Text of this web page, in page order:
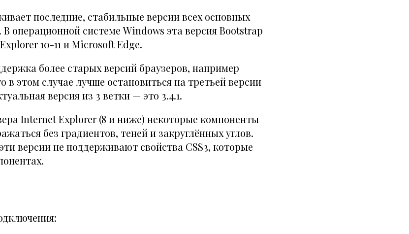
последние, стабильные версии всех основных
операционной системе Windows эта версия Bootstrap
10-11 и Microsoft Edge.
более старых версий браузеров, например
в этом случае лучше остановиться на третьей версии
версия из 3 ветки — это 3.4.1.
Internet Explorer (8 и ниже) некоторые компоненты
без градиентов, теней и закруглённых углов.
версии не поддерживают свойства CSS3, которые